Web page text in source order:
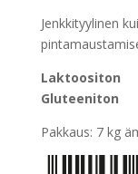
Jenkkityylinen
Laktoositon
Gluteeniton
Pakkaus: 7 kg